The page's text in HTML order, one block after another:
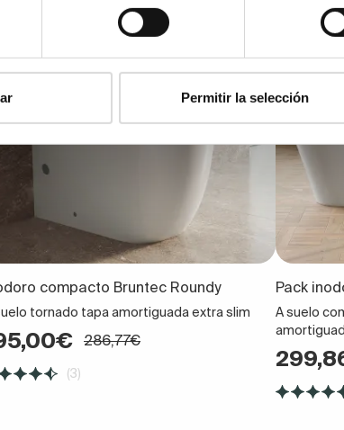
Permitir la selección
compacto Bruntec Roundy
tornado tapa amortiguada extra slim
286,77€
(3)
Pack
A suelo